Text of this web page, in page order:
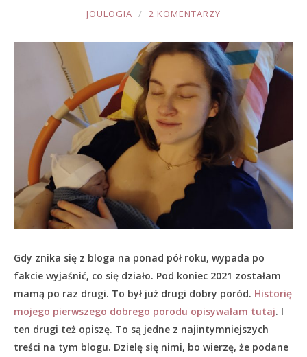
JOULE
JOULOGIA 2 KOMENTARZY
Gdy znika się z bloga na ponad pół roku, wypada po
fakcie wyjaśnić, co się działo. Pod koniec 2021 zostałam
mamą po raz drugi. To był już drugi dobry poród. Historię
mojego pierwszego dobrego porodu opisywałam tutaj. I
ten drugi też opiszę. To są jedne z najintymniejszych
treści na tym blogu. Dzielę się nimi, bo wierzę, że podane